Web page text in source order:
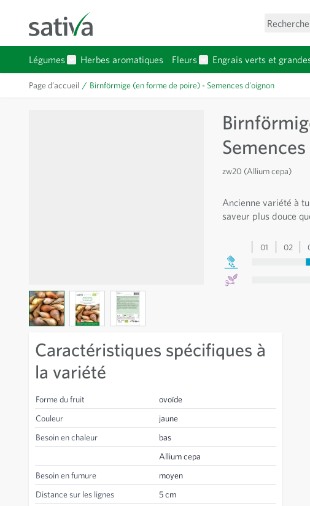
Recherche
Légumes
Herbes aromatiques
Fleurs
Engrais verts et
Page d’accueil / Birnförmige (en forme de poire) - Semences d'oignon
zw20 (Allium cepa)
Ancienne variété à
saveur plus douce
01 02
View larger imageView larger imageView larger image
Caractéristiques spécifiques à
la variété
Forme du fruit
ovoïde
Couleur
jaune
Besoin en chaleur
bas
Allium cepa
Besoin en fumure
moyen
Distance sur les lignes
5 cm